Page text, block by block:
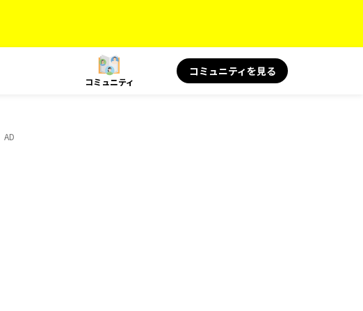
コミュニティ
コミュニティを見る
AD